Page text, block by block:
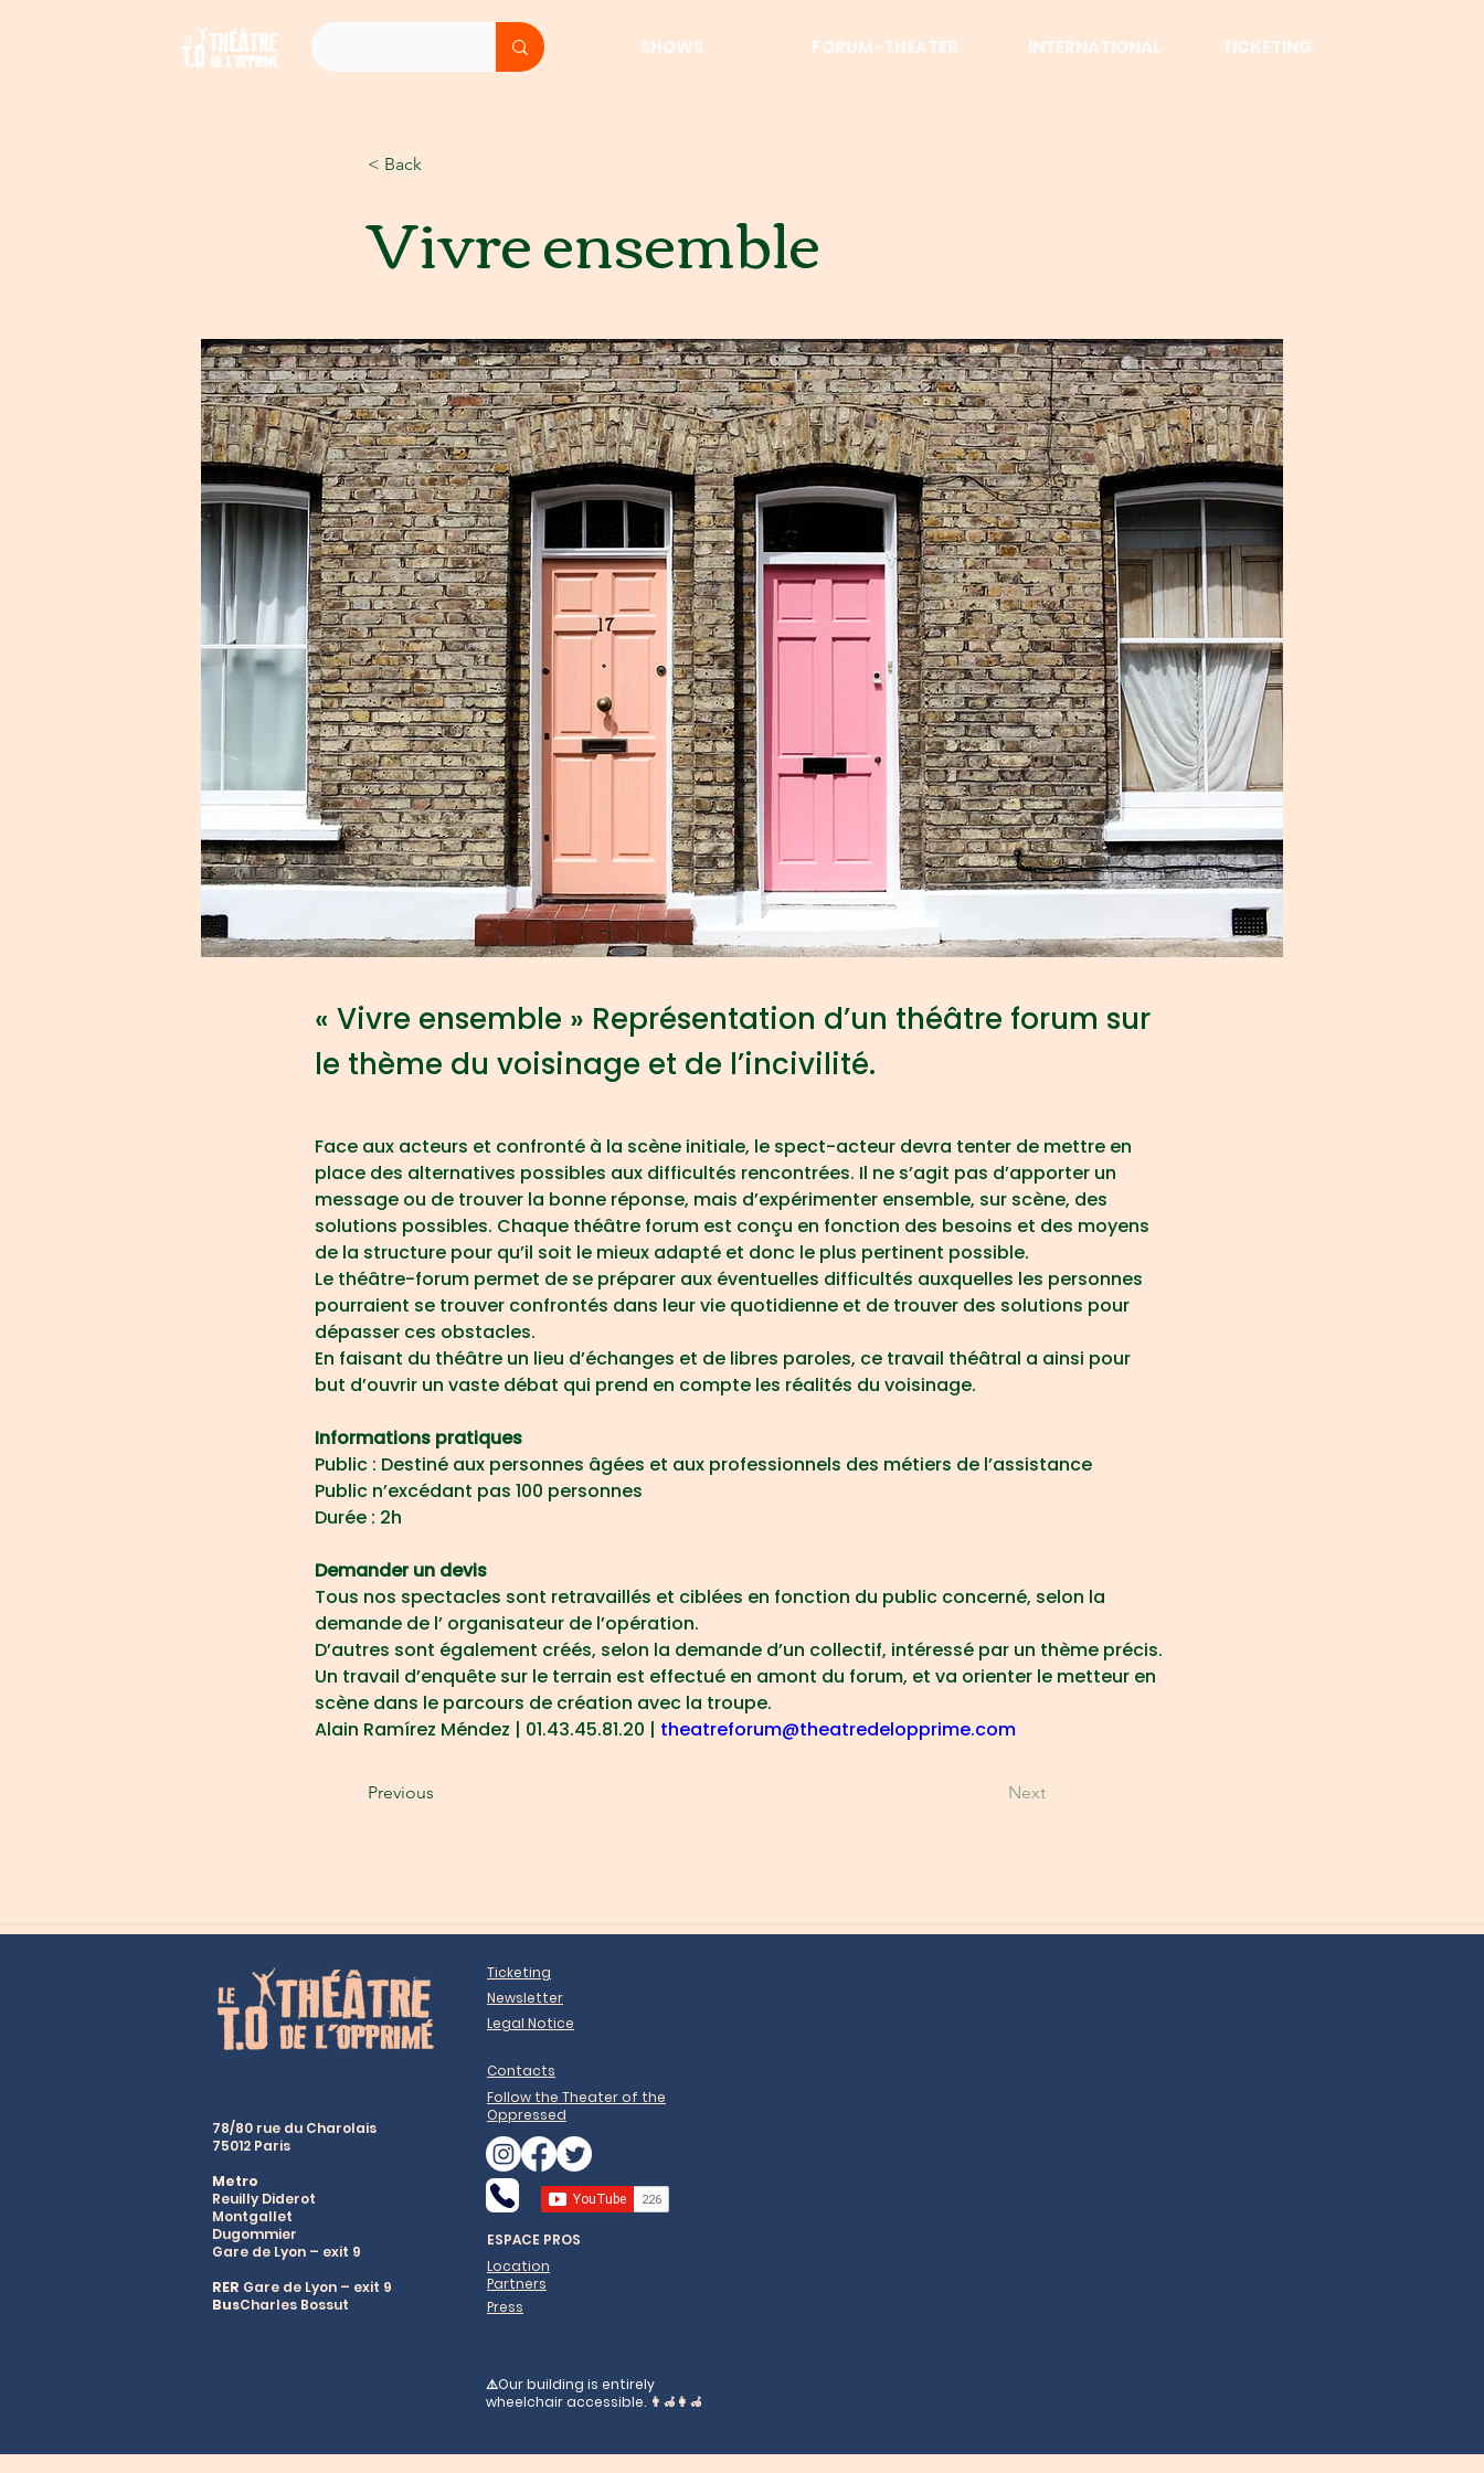
SHOWS FORUM-THEATER INTERNATIONAL TICKETING
< Back
Vivre ensemble
« Vivre ensemble » Représentation d’un théâtre forum sur
le thème du voisinage et de l’incivilité.
Face aux acteurs et confronté à la scène initiale, le spect-acteur devra tenter de mettre en
place des alternatives possibles aux difficultés rencontrées. Il ne s’agit pas d’apporter un
message ou de trouver la bonne réponse, mais d’expérimenter ensemble, sur scène, des
solutions possibles. Chaque théâtre forum est conçu en fonction des besoins et des moyens
de la structure pour qu’il soit le mieux adapté et donc le plus pertinent possible.
Le théâtre-forum permet de se préparer aux éventuelles difficultés auxquelles les personnes
pourraient se trouver confrontés dans leur vie quotidienne et de trouver des solutions pour
dépasser ces obstacles.
En faisant du théâtre un lieu d’échanges et de libres paroles, ce travail théâtral a ainsi pour
but d’ouvrir un vaste débat qui prend en compte les réalités du voisinage.
Informations pratiques
Public : Destiné aux personnes âgées et aux professionnels des métiers de l’assistance
Public n’excédant pas 100 personnes
Durée : 2h
Demander un devis
Tous nos spectacles sont retravaillés et ciblées en fonction du public concerné, selon la
demande de l’ organisateur de l’opération.
D’autres sont également créés, selon la demande d’un collectif, intéressé par un thème précis.
Un travail d’enquête sur le terrain est effectué en amont du forum, et va orienter le metteur en
scène dans le parcours de création avec la troupe.
Alain Ramírez Méndez | 01.43.45.81.20 | theatreforum@theatredelopprime.com
Previous Next
Ticketing
Newsletter
Legal Notice
Contacts
78/80 rue du Charolais
75012 Paris
Metro
Reuilly Diderot
Montgallet
Dugommier
Gare de Lyon – exit 9
RER Gare de Lyon – exit 9
BusCharles Bossut
Follow the Theater of the
Oppressed
ESPACE PROS
Location
Partners
Press
⚠️Our building is entirely
wheelchair accessible. 👨‍🦽👩‍🦽